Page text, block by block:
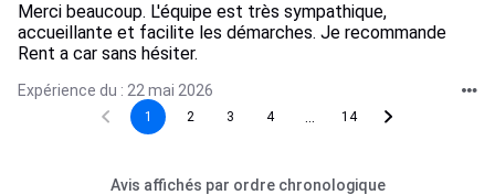
Merci beaucoup. L'équipe est très sympathique,
accueillante et facilite les démarches. Je recommande
Rent a car sans hésiter.
Expérience du : 22 mai 2026
1 2 3 4 14
Avis affichés par ordre chronologique